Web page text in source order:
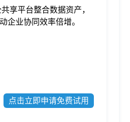
享平台整合数据资产，
企业协同效率倍增。
点击立即申请免费试用